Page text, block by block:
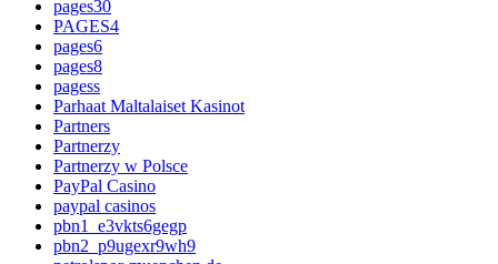
pages30
PAGES4
pages6
pages8
pagess
Parhaat Maltalaiset Kasinot
Partners
Partnerzy
Partnerzy w Polsce
PayPal Casino
paypal casinos
pbn1_e3vkts6gegp
pbn2_p9ugexr9wh9